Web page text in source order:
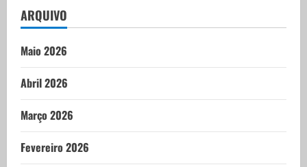
ARQUIVO
Maio 2026
Abril 2026
Março 2026
Fevereiro 2026